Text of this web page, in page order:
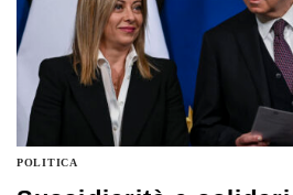
POLITICA